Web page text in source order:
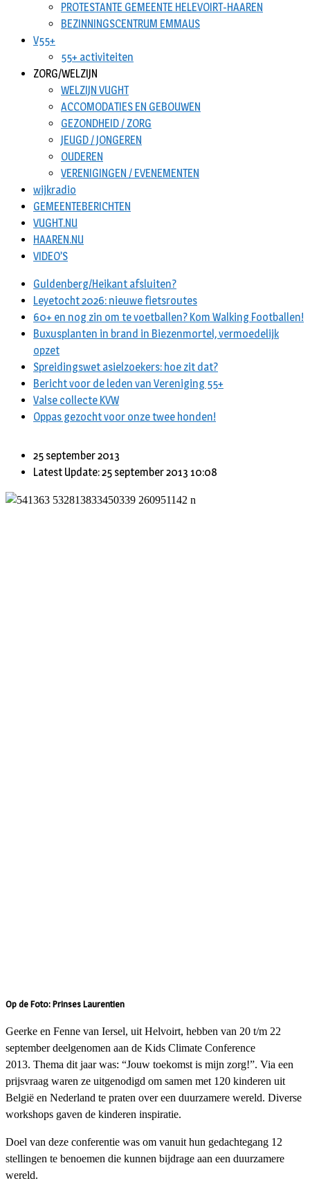
PROTESTANTE GEMEENTE HELEVOIRT-HAAREN
BEZINNINGSCENTRUM EMMAUS
V55+
55+ activiteiten
ZORG/WELZIJN
WELZIJN VUGHT
ACCOMODATIES EN GEBOUWEN
GEZONDHEID / ZORG
JEUGD / JONGEREN
OUDEREN
VERENIGINGEN / EVENEMENTEN
wijkradio
GEMEENTEBERICHTEN
VUGHT.NU
HAAREN.NU
VIDEO’S
Guldenberg/Heikant afsluiten?
Leyetocht 2026: nieuwe fietsroutes
60+ en nog zin om te voetballen? Kom Walking Footballen!
Buxusplanten in brand in Biezenmortel, vermoedelijk
opzet
Spreidingswet asielzoekers: hoe zit dat?
Bericht voor de leden van Vereniging 55+
Valse collecte KVW
Oppas gezocht voor onze twee honden!
25 september 2013
Latest Update: 25 september 2013 10:08
Op de Foto:Prinses Laurentien
Geerke en Fenne van Iersel, uit Helvoirt, hebben van 20 t/m 22
september deelgenomen aan de Kids Climate Conference
2013. Thema dit jaar was: “Jouw toekomst is mijn zorg!”. Via een
prijsvraag waren ze uitgenodigd om samen met 120 kinderen uit
België en Nederland te praten over een duurzamere wereld. Diverse
workshops gaven de kinderen inspiratie.
Doel van deze conferentie was om vanuit hun gedachtegang 12
stellingen te benoemen die kunnen bijdrage aan een duurzamere
wereld.